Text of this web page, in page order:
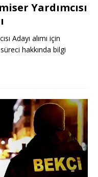
Yardımcısı
Adayı alımı için
hakkında bilgi